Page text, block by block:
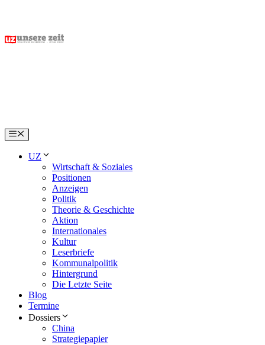
content
Menu
UZ
Wirtschaft & Soziales
Positionen
Anzeigen
Politik
Theorie & Geschichte
Aktion
Internationales
Kultur
Leserbriefe
Kommunalpolitik
Hintergrund
Die Letzte Seite
Blog
Termine
Dossiers
China
Strategiepapier